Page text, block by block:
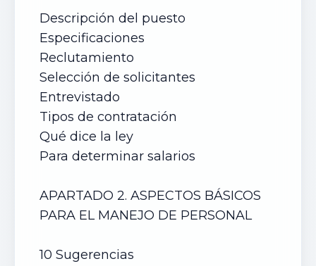
Descripción del puesto
Especificaciones
Reclutamiento
Selección de solicitantes
Entrevistado
Tipos de contratación
Qué dice la ley
Para determinar salarios
APARTADO 2. ASPECTOS BÁSICOS
PARA EL MANEJO DE PERSONAL
10 Sugerencias